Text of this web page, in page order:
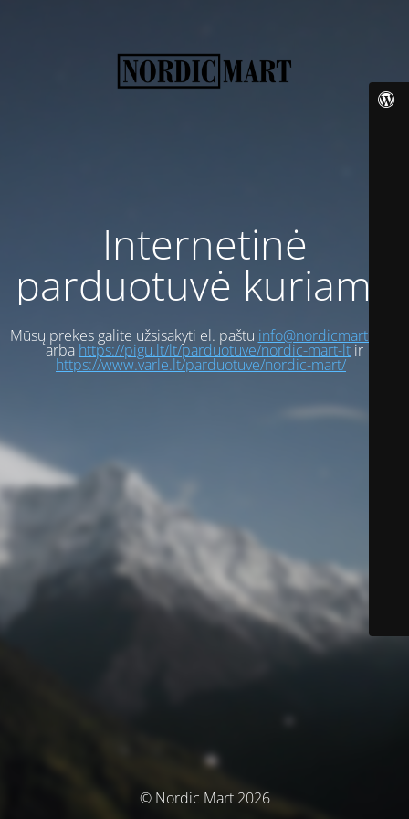
Internetinė
parduotuvė kuriama
Mūsų prekes galite užsisakyti el. paštu info@nordicmart.com
arba https://pigu.lt/lt/parduotuve/nordic-mart-ltir
https://www.varle.lt/parduotuve/nordic-mart/
© Nordic Mart 2026